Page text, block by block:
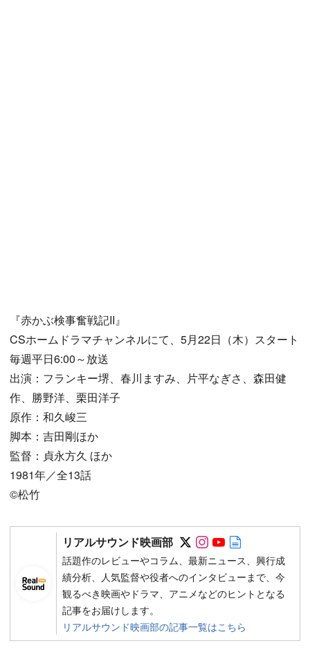
『赤かぶ検事奮戦記II』
CSホームドラマチャンネルにて、5月22日（木）スタート
毎週平日6:00～放送
出演：フランキー堺、春川ますみ、片平なぎさ、森田健
作、勝野洋、栗田洋子
原作：和久峻三
脚本：吉田剛ほか
監督：貞永方久 ほか
1981年／全13話
©松竹
リアルサウンド映画部 Follow on SNS
Follow on SNS
Follow on
話題作のレビューやコラム、最新ニュース、興行成
績分析、人気監督や役者へのインタビューまで、今
観るべき映画やドラマ、アニメなどのヒントとなる
記事をお届けします。
リアルサウンド映画部の記事一覧はこちら